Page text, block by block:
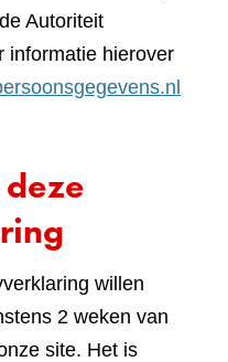
Autoriteit
informatie hierover
willen
2 weken van
site. Het is